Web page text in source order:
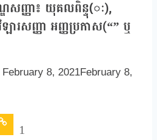
ឌសញ្ញា៖ យុគលពិន្ទុ(ៈ),
រសញ្ញា អញ្ញប្រកាស(“” ឬ
February 8, 2021February 8,
1